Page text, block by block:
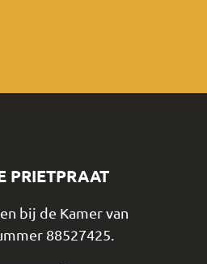
PRIETPRAAT
bij de Kamer van
88527425.